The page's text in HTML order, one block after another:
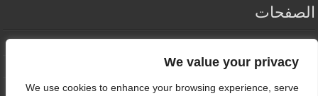
We value your privacy
We use cookies to enhance your browsing experience, serve
الصفحات
سياسة الخصوصية
اتصل بنا